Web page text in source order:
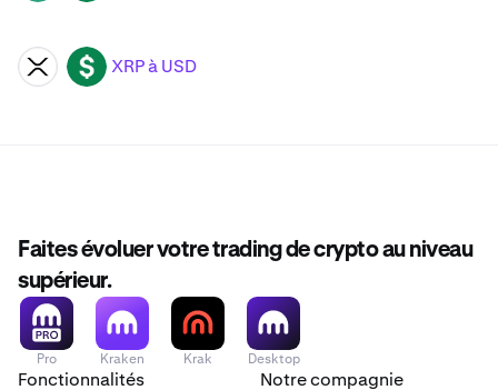
XRP USD XRP à USD
Faites évoluer votre trading de crypto au niveau
supérieur.
Pro Kraken Krak Desktop
Fonctionnalités Notre compagnie